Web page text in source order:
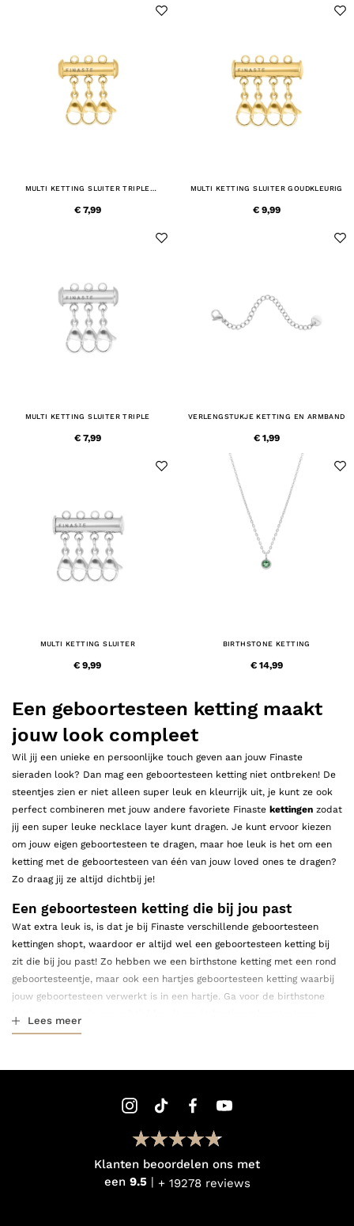
MULTI KETTING SLUITER TRIPLE
€ 7,99
MULTI KETTING SLUITER GOUDKLEURIG
€ 9,99
MULTI KETTING SLUITER TRIPLE
€ 7,99
VERLENGSTUKJE KETTING EN ARMBAND
€ 1,99
MULTI KETTING SLUITER
€ 9,99
BIRTHSTONE KETTING
€ 14,99
Een geboortesteen ketting maakt
jouw look compleet
Wil jij een unieke en persoonlijke touch geven aan jouw Finaste
sieraden look? Dan mag een geboortesteen ketting niet ontbreken! De
steentjes zien er niet alleen super leuk en kleurrijk uit, je kunt ze ook
perfect combineren met jouw andere favoriete Finaste kettingen zodat
jij een super leuke necklace layer kunt dragen. Je kunt ervoor kiezen
om jouw eigen geboortesteen te dragen, maar hoe leuk is het om een
ketting met de geboortesteen van één van jouw loved ones te dragen?
Zo draag jij ze altijd dichtbij je!
Een geboortesteen ketting die bij jou past
Wat extra leuk is, is dat je bij Finaste verschillende geboortesteen
kettingen shopt, waardoor er altijd wel een geboortesteen ketting bij
zit die bij jou past! Zo hebben we een birthstone ketting met een rond
geboortesteentje, maar ook een hartjes geboortesteen ketting waarbij
jouw geboortesteen verwerkt is in een hartje. Ga voor de birthstone
ketting voor wanneer je wel fan bent van een touch of color en jouw
geboortesteen ketting?
Je kunt jouw geboortesteen ketting oneindig combineren. Hou jij van
een look met persoonlijke touch? Ga dan voor een combinatie met één
graveerbare kettingen. Denk hierbij bijvoorbeeld aan een
initialen kettingofvingerafdruk ketting
Lees meer
Klanten beoordelen ons met
een 9.5 + 19278 reviews